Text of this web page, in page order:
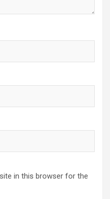
in this browser for the